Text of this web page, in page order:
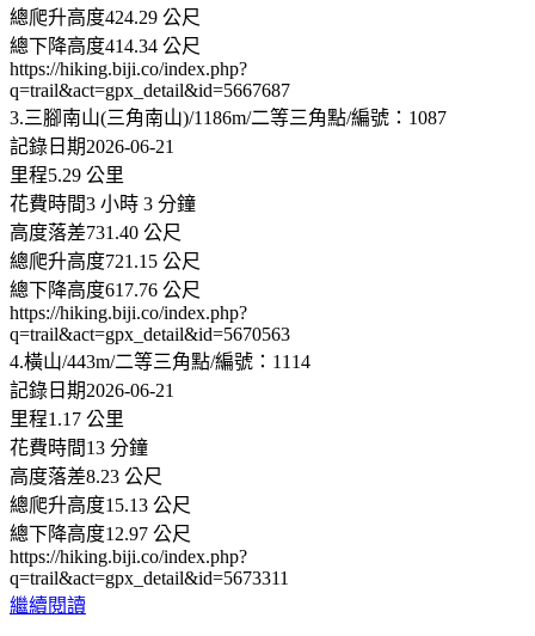
總爬升高度424.29 公尺
總下降高度414.34 公尺
https://hiking.biji.co/index.php?
q=trail&act=gpx_detail&id=5667687
3.三腳南山(三角南山)/1186m/二等三角點/編號：1087
記錄日期2026-06-21
里程5.29 公里
花費時間3 小時 3 分鐘
高度落差731.40 公尺
總爬升高度721.15 公尺
總下降高度617.76 公尺
https://hiking.biji.co/index.php?
q=trail&act=gpx_detail&id=5670563
4.橫山/443m/二等三角點/編號：1114
記錄日期2026-06-21
里程1.17 公里
花費時間13 分鐘
高度落差8.23 公尺
總爬升高度15.13 公尺
總下降高度12.97 公尺
https://hiking.biji.co/index.php?
q=trail&act=gpx_detail&id=5673311
繼續閱讀